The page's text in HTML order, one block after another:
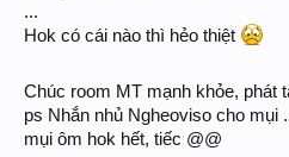
...
Hok có cái nào thì hẻo thiệt
Chúc room MT mạnh khỏe, phát
ps Nhắn nhủ Ngheoviso cho mụi
mụi ôm hok hết, tiếc @@